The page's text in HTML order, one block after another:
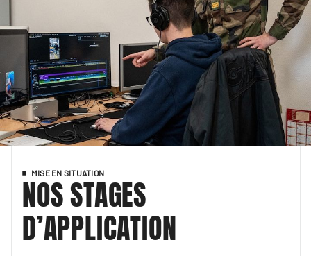
MISE EN SITUATION
NOS STAGES
D’APPLICATION